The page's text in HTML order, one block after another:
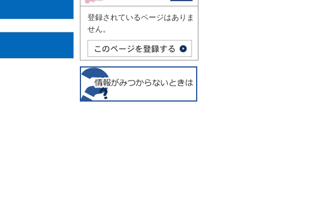
登録されているページはありま
せん。